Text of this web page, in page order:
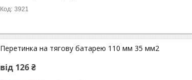
3921
Перетинка на тягову батарею 110 мм 35 мм2
від 126 ₴